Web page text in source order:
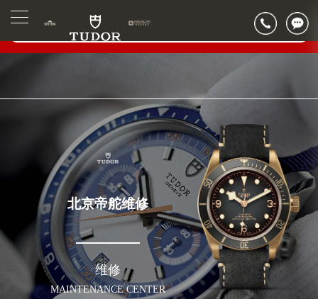
▲
▼
2026年6月北京市帝舵官方售后客户服务热线：400-801-5381
2026年6月帝舵售后服务中心最新网点地址：
节假日正常营业！
北京帝舵维修
维修
MAINTENANCE CENTER